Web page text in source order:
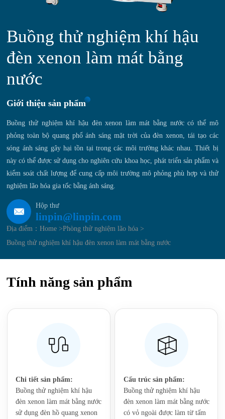
Buồng thử nghiệm khí hậu
đèn xenon làm mát bằng
nước
Giới thiệu sản phẩm
‌Buồng thử nghiệm khí hậu đèn xenon làm mát bằng nước có thể mô
phỏng toàn bộ quang phổ ánh sáng mặt trời của đèn xenon, tái tạo các
sóng ánh sáng gây hại tồn tại trong các môi trường khác nhau. Thiết bị
này có thể được sử dụng cho nghiên cứu khoa học, phát triển sản phẩm và
kiểm soát chất lượng để cung cấp môi trường mô phỏng phù hợp và thử
nghiệm lão hóa gia tốc bằng ánh sáng.
Hộp thư
linpin@linpin.com
Địa điểm：Home >Phòng thử nghiệm lão hóa >
Buồng thử nghiệm khí hậu đèn xenon làm mát bằng nước
Tính năng sản phẩm
Chi tiết sản phẩm:
‌Buồng thử nghiệm khí hậu
đèn xenon làm mát bằng nước
sử dụng đèn hồ quang xenon
Cấu trúc sản phẩm:
‌‌‌‌Buồng thử nghiệm khí hậu
đèn xenon làm mát bằng nước
có vỏ ngoài được làm từ tấm